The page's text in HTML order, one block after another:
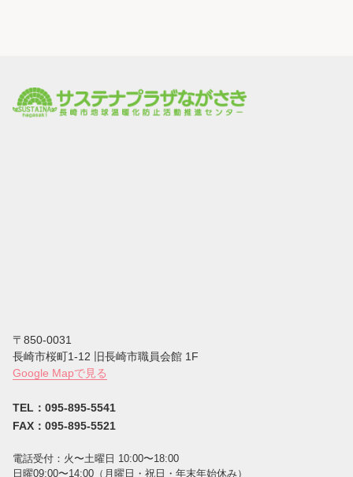
〒850-0031
⻑崎市桜町1-12 旧長崎市職員会館 1F
Google Mapで見る
TEL：095-895-5541
FAX：095-895-5521
電話受付：⽕〜⼟曜⽇ 10:00〜18:00
⽇曜09:00〜14:00（⽉曜⽇・祝⽇・年末年始休み）